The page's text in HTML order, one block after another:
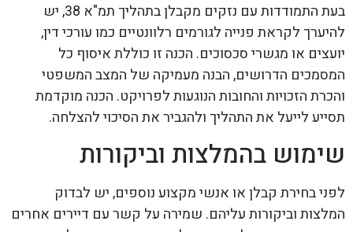
בעת התמודדות עם נזקים מקבלן בתהליך תמ"א 38, יש
להיערך לקראת פנייה לגורמים רלוונטיים כמו עורכי דין,
יועצים או מגשרי סכסוכים. הכנה זו כוללת איסוף כל
המסמכים הדרושים, הבנה מעמיקה של המצב המשפטי
והכרת הזכויות והחובות הנוגעות לפרויקט. הכנה מוקדמת
תסייע לייעל את התהליך ולהגביר את הסיכוי להצלחה.
שימוש בהמלצות וביקורות
לפני בחירת קבלן או אנשי מקצוע נוספים, יש לבדוק
המלצות וביקורות עליהם. שמירה על קשר עם דיירים אחרים